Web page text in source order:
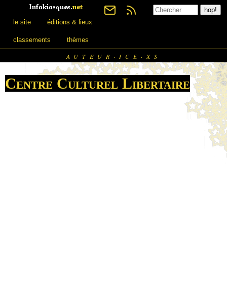
le site éditions & lieux
classements thèmes
AUTEUR·ICE·XS
Centre Culturel Libertaire